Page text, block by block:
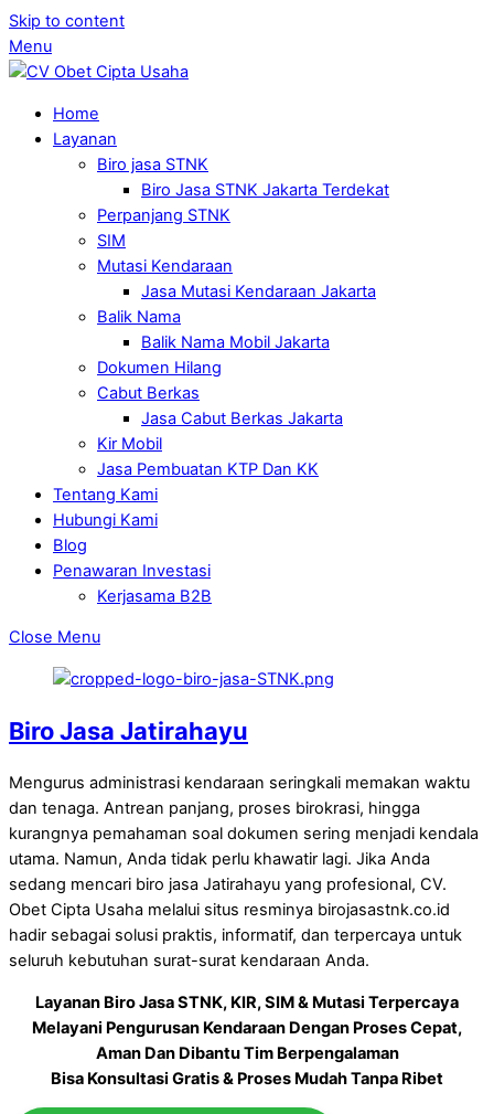
Skip to content
Menu
Home
Layanan
Biro jasa STNK
Biro Jasa STNK Jakarta Terdekat
Perpanjang STNK
SIM
Mutasi Kendaraan
Jasa Mutasi Kendaraan Jakarta
Balik Nama
Balik Nama Mobil Jakarta
Dokumen Hilang
Cabut Berkas
Jasa Cabut Berkas Jakarta
Kir Mobil
Jasa Pembuatan KTP Dan KK
Tentang Kami
Hubungi Kami
Blog
Penawaran Investasi
Kerjasama B2B
Close Menu
Biro Jasa Jatirahayu
Mengurus administrasi kendaraan seringkali memakan waktu
dan tenaga. Antrean panjang, proses birokrasi, hingga
kurangnya pemahaman soal dokumen sering menjadi kendala
utama. Namun, Anda tidak perlu khawatir lagi. Jika Anda
sedang mencari biro jasa Jatirahayu yang profesional, CV.
Obet Cipta Usaha melalui situs resminya birojasastnk.co.id
hadir sebagai solusi praktis, informatif, dan terpercaya untuk
seluruh kebutuhan surat-surat kendaraan Anda.
Layanan Biro Jasa STNK, KIR, SIM & Mutasi Terpercaya
Melayani Pengurusan Kendaraan Dengan Proses Cepat,
Aman Dan Dibantu Tim Berpengalaman
Bisa Konsultasi Gratis & Proses Mudah Tanpa Ribet